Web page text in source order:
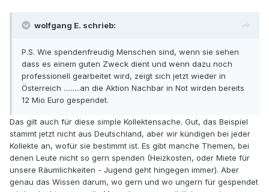
wolfgang E. schrieb:
P.S. Wie spendenfreudig Menschen sind, wenn sie sehen
dass es einem guten Zweck dient und wenn dazu noch
professionell gearbeitet wird, zeigt sich jetzt wieder in
Österreich .........an die Aktion Nachbar in Not wirden bereits
12 Mio Euro gespendet.
Das gilt auch für diese simple Kollektensache. Gut, das Beispiel
stammt jetzt nicht aus Deutschland, aber wir kündigen bei jeder
Kollekte an, wofür sie bestimmt ist. Es gibt manche Themen, bei
denen Leute nicht so gern spenden (Heizkosten, oder Miete für
unsere Räumlichkeiten - Jugend geht hingegen immer). Aber
genau das Wissen darum, wo gern und wo ungern für gespendet